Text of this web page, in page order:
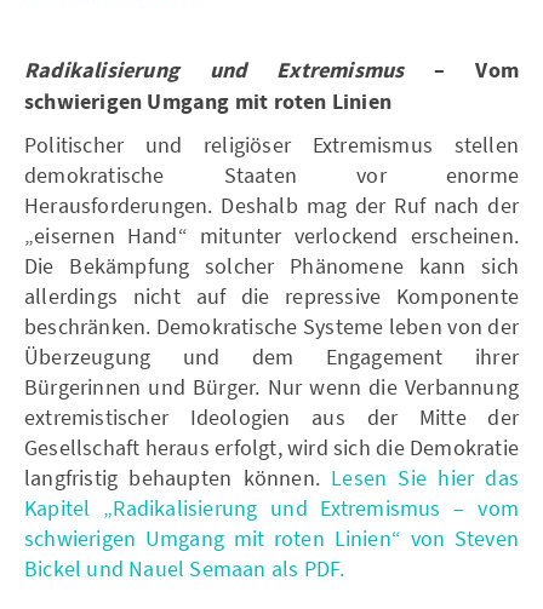
Radikalisierung und Extremismus– Vom
schwierigen Umgang mit roten Linien
Politischer und religiöser Extremismus stellen
demokratische Staaten vor enorme
Herausforderungen. Deshalb mag der Ruf nach der
„eisernen Hand“ mitunter verlockend erscheinen.
Die Bekämpfung solcher Phänomene kann sich
allerdings nicht auf die repressive Komponente
beschränken. Demokratische Systeme leben von der
Überzeugung und dem Engagement ihrer
Bürgerinnen und Bürger. Nur wenn die Verbannung
extremistischer Ideologien aus der Mitte der
Gesellschaft heraus erfolgt, wird sich die Demokratie
langfristig behaupten können. Lesen Sie hier das
Kapitel „Radikalisierung und Extremismus – vom
schwierigen Umgang mit roten Linien“ von Steven
Bickel und Nauel Semaan als PDF.